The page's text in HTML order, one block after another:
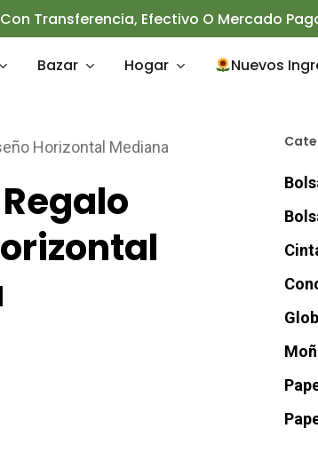
Transferencia, Efectivo O Mercado
Bazar Hogar Nuevos
Horizontal Mediana